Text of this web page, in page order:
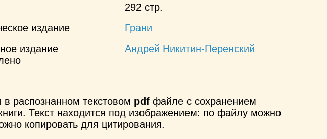
292 стр.
издание
Грани
издание
Андрей Никитин-Перенский
в распознанном текстовом pdf файле с сохранением
Текст находится под изображением: по файлу можно
копировать для цитирования.